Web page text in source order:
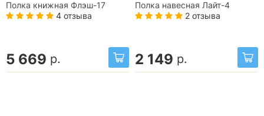
Полка книжная Флэш-17
4 отзыва
5 669 р.
Полка навесная Лайт-4
2 отзыва
2 149 р.